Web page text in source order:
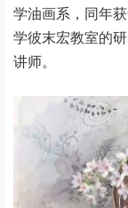
学油画系，同年
学彼末宏教室的
讲师。